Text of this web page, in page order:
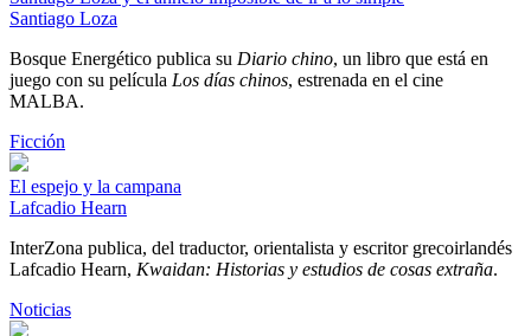
Santiago Loza
Bosque Energético publica su Diario chino, un libro que está en
juego con su película Los días chinos, estrenada en el cine
MALBA.
Ficción
El espejo y la campana
Lafcadio Hearn
InterZona publica, del traductor, orientalista y escritor grecoirlandés
Lafcadio Hearn, Kwaidan: Historias y estudios de cosas extraña.
Noticias